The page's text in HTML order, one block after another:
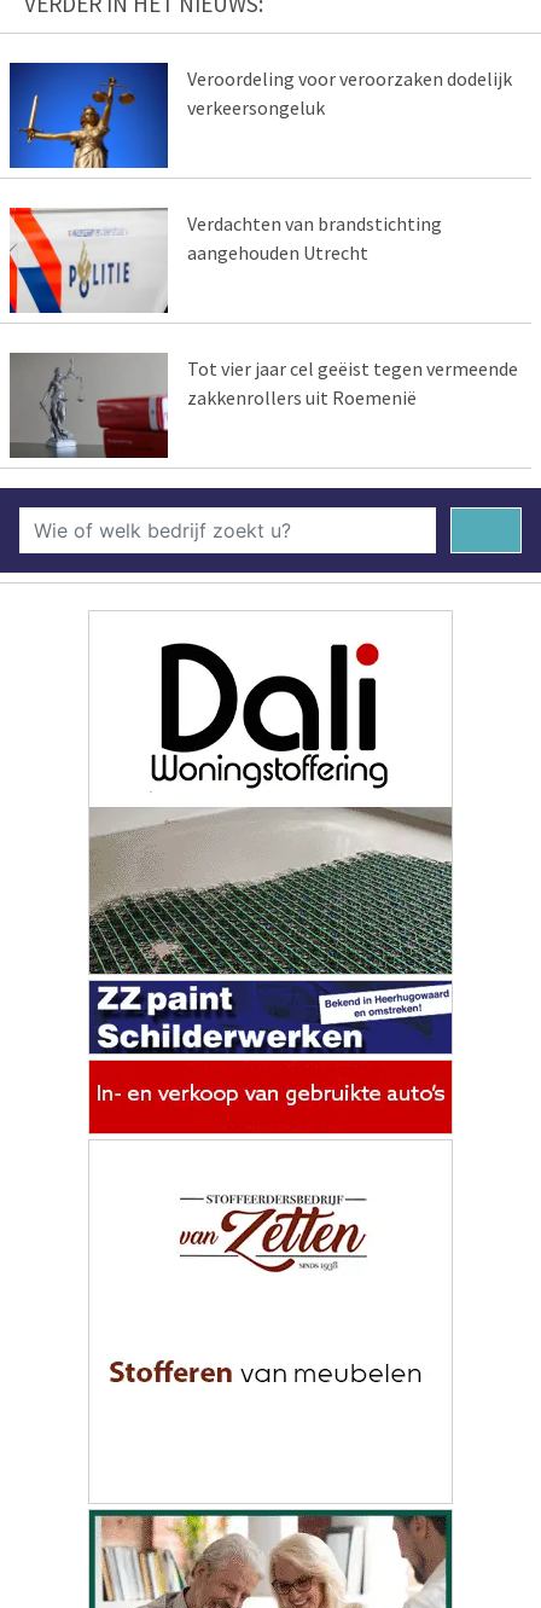
Veroordeling voor veroorzaken dodelijk
verkeersongeluk
Verdachten van brandstichting
aangehouden Utrecht
Tot vier jaar cel geëist tegen vermeende
zakkenrollers uit Roemenië